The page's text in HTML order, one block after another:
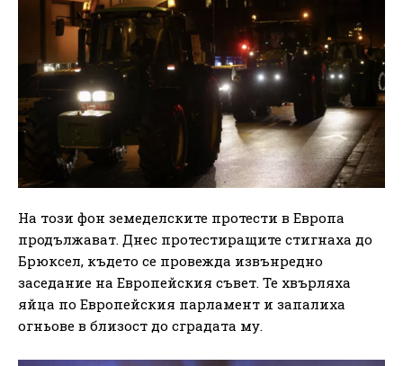
На този фон земеделските протести в Европа
продължават. Днес протестиращите стигнаха до
Брюксел, където се провежда извънредно
заседание на Европейския съвет. Те хвърляха
яйца по Европейския парламент и запалиха
огньове в близост до сградата му.